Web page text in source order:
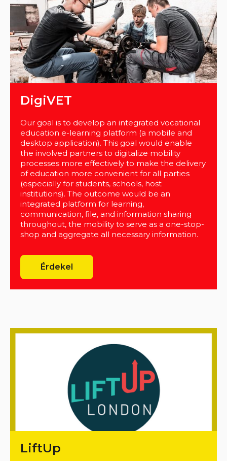
DigiVET
Our goal is to develop an integrated vocational
education e-learning platform (a mobile and
desktop application). This goal would enable
the involved partners to digitalize mobility
processes more effectively to make the delivery
of education more convenient for all parties
(especially for students, schools, host
institutions). The outcome would be an
integrated platform for learning,
communication, file, and information sharing
throughout, the mobility to serve as a one-stop-
shop and aggregate all necessary information.
Érdekel
LiftUp